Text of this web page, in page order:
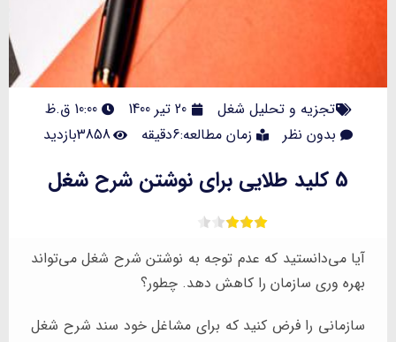
تجزیه و تحلیل شغل 20 تیر 1400
10:00 ق.ظ
بدون نظر
زمان مطالعه:6دقیقه 3858بازدید
5 کلید طلایی برای نوشتن شرح شغل
آیا می‌دانستید که عدم توجه به نوشتن شرح شغل می‌تواند
بهره وری سازمان را کاهش دهد. چطور؟
سازمانی را فرض کنید که برای مشاغل خود سند شرح شغل